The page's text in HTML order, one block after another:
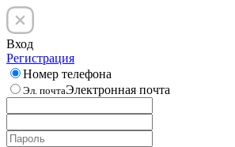
Вход
Регистрация
Номер телефона
Эл. почтаЭлектронная почта